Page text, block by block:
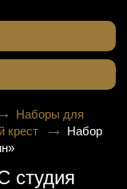
Наборы для
крест
Набор
студия